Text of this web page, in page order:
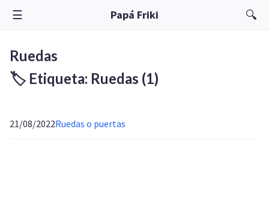
☰ Papá Friki 🔍
Ruedas
🏷️ Etiqueta: Ruedas (1)
21/08/2022Ruedas o puertas